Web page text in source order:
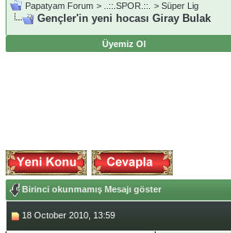
Papatyam Forum > ..::.SPOR.::. > Süper Lig
Gençler'in yeni hocası Giray Bulak
Üyemiz Ol
Birinci okunmamış Mesajı göster
18 October 2010, 13:59